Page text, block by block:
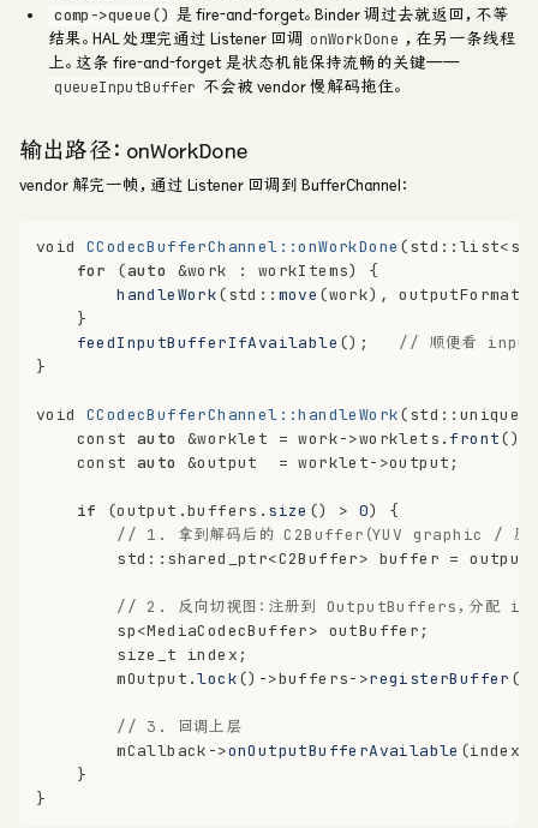
comp->queue() 是 fire-and-forget。Binder 调过去就返回，不等
结果。HAL 处理完通过 Listener 回调 onWorkDone ，在另一条线程
上。这条 fire-and-forget 是状态机能保持流畅的关键——
queueInputBuffer 不会被 vendor 慢解码拖住。
输出路径：onWorkDone
vendor 解完一帧，通过 Listener 回调到 BufferChannel：
void CCodecBufferChannel::onWorkDone
for
(auto
&work : workItems) {
handleWork(std:: move (work),
    }
feedInputBufferIfAvailable (); // 顺便看 input
}
void CCodecBufferChannel::handleWork
const auto &worklet = work->worklets. front();
const auto &output  = worklet->output;
if (output.buffers. size () > 0) {
// 1. 拿到解码后的 C2Buffer（YUV graphic / 压
std::shared_ptr<C2Buffer> buffer =
// 2. 反向切视图：注册到 OutputBuffers，分配
        sp<MediaCodecBuffer> outBuffer;
size_t index;
        mOutput.
lock()->buffers->registerBuffer
// 3. 回调上层
        mCallback->
onOutputBufferAvailable
    }
}